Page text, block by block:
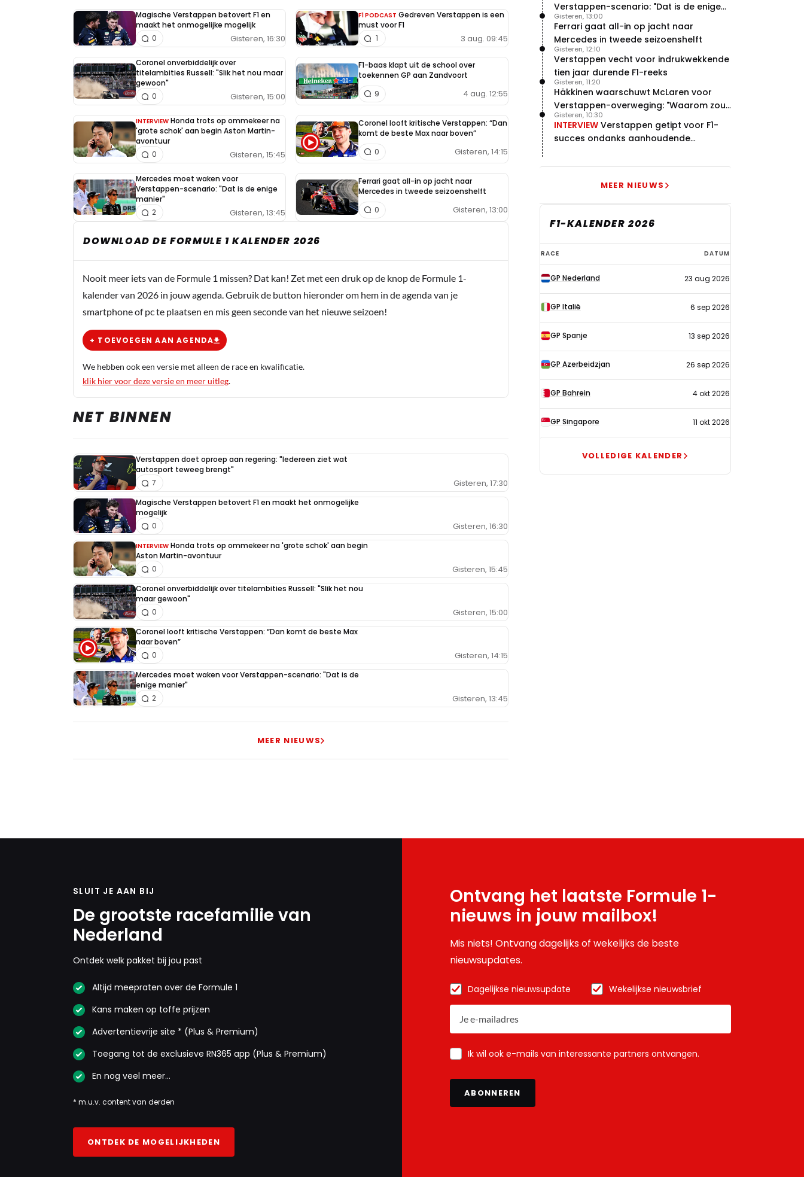
Magische Verstappen betovert F1 en
maakt het onmogelijke mogelijk
Gisteren, 16:30
0
F1 PODCAST Gedreven Verstappen is een
must voor F1
3 aug. 09:45
1
Coronel onverbiddelijk over
titelambities Russell: "Slik het nou maar
gewoon"
Gisteren, 15:00
0
F1-baas klapt uit de school over
toekennen GP aan Zandvoort
4 aug. 12:55
9
INTERVIEW Honda trots op ommekeer na
'grote schok' aan begin Aston Martin-
avontuur
Gisteren, 15:45
0
Coronel looft kritische Verstappen: “Dan
komt de beste Max naar boven”
Gisteren, 14:15
0
Mercedes moet waken voor
Verstappen-scenario: "Dat is de enige
manier"
Gisteren, 13:45
2
Ferrari gaat all-in op jacht naar
Mercedes in tweede seizoenshelft
Gisteren, 13:00
0
DOWNLOAD DE FORMULE 1 KALENDER 2026
Nooit meer iets van de Formule 1 missen? Dat kan! Zet met een druk op de knop de Formule 1-
kalender van 2026 in jouw agenda. Gebruik de button hieronder om hem in de agenda van je
smartphone of pc te plaatsen en mis geen seconde van het nieuwe seizoen!
+ TOEVOEGEN AAN AGENDA
We hebben ook een versie met alleen de race en kwalificatie.
klik hier voor deze versie en meer uitleg.
NET BINNEN
Verstappen doet oproep aan regering: "Iedereen ziet wat
autosport teweeg brengt"
Gisteren, 17:30
7
Magische Verstappen betovert F1 en maakt het onmogelijke
mogelijk
Gisteren, 16:30
0
INTERVIEW Honda trots op ommekeer na 'grote schok' aan begin
Aston Martin-avontuur
Gisteren, 15:45
0
Coronel onverbiddelijk over titelambities Russell: "Slik het nou
maar gewoon"
Gisteren, 15:00
0
Coronel looft kritische Verstappen: “Dan komt de beste Max
naar boven”
Gisteren, 14:15
0
Mercedes moet waken voor Verstappen-scenario: "Dat is de
enige manier"
Gisteren, 13:45
2
MEER NIEUWS
Verstappen-scenario: "Dat is de enige
manier"
Ferrari gaat all-in op jacht naar
Mercedes in tweede seizoenshelft
Gisteren, 13:00
Verstappen vecht voor indrukwekkende
tien jaar durende F1-reeks
Gisteren, 12:10
Häkkinen waarschuwt McLaren voor
Verstappen-overweging: "Waarom zou
je?"
Gisteren, 11:20
INTERVIEW Verstappen getipt voor F1-
succes ondanks aanhoudende
Gisteren, 10:30
MEER NIEUWS
F1-KALENDER 2026
F1-
kalender
2026
RACE DATUM
GP Nederland 23 aug 2026
GP Italië 6 sep 2026
GP Spanje 13 sep 2026
GP Azerbeidzjan 26 sep 2026
GP Bahrein 4 okt 2026
GP Singapore 11 okt 2026
VOLLEDIGE KALENDER
SLUIT JE AAN BIJ
De grootste racefamilie van
Nederland
Ontdek welk pakket bij jou past
Altijd meepraten over de Formule 1
Kans maken op toffe prijzen
Advertentievrije site * (Plus & Premium)
Toegang tot de exclusieve RN365 app (Plus & Premium)
En nog veel meer…
* m.u.v. content van derden
ONTDEK DE MOGELIJKHEDEN
Ontvang het laatste Formule 1-
nieuws in jouw mailbox!
Mis niets! Ontvang dagelijks of wekelijks de beste
nieuwsupdates.
Dagelijkse nieuwsupdate Wekelijkse nieuwsbrief
Ik wil ook e-mails van interessante partners ontvangen.
ABONNEREN